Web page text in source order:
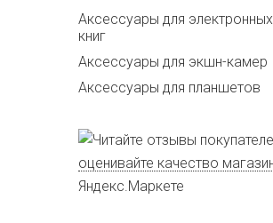
Аксессуары для электронных
книг
Аксессуары для экшн-камер
Аксессуары для планшетов